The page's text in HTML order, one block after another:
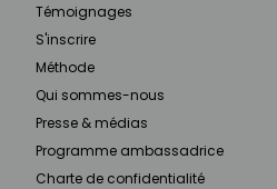
Témoignages
S'inscrire
Méthode
Qui sommes-nous
Presse & médias
Programme ambassadrice
Charte de confidentialité